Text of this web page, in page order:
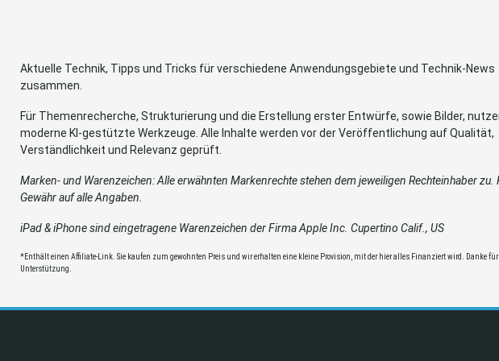
Aktuelle Technik, Tipps und Tricks für verschiedene Anwendungsgebiete und Technik-News
zusammen.
Für Themenrecherche, Strukturierung und die Erstellung erster Entwürfe, sowie Bilder,
moderne KI-gestützte Werkzeuge. Alle Inhalte werden vor der Veröffentlichung auf Qualität,
Verständlichkeit und Relevanz geprüft.
Marken- und Warenzeichen: Alle erwähnten Markenrechte stehen dem jeweiligen Rechteinhaber zu.
Gewähr auf alle Angaben.
iPad & iPhone sind eingetragene Warenzeichen der Firma Apple Inc. Cupertino Calif., US
*Enthält einen Affiliate-Link. Sie kaufen zum gewohnten Preis und wir erhalten eine kleine Provision, mit der hier alles Finanziert wird. Danke
Unterstützung.